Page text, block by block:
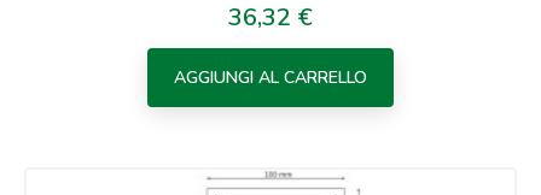
Prezzo
36,32 €
AGGIUNGI AL CARRELLO